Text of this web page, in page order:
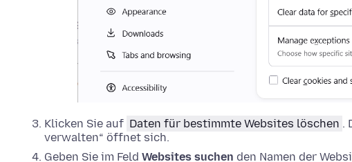
Klicken Sie auf Daten für bestimmte Websites löschen .
verwalten“ öffnet sich.
Geben Sie im Feld Websites suchen den Namen der